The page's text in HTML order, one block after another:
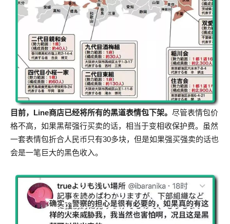
目前，Line商店已经将所有的黑道表情包下架。 尽管表情包价
格不高，如果黑帮强行买卖的话，相当于变相收保护费。虽然
一套表情包折合人民币只有30多块，但是如果强买强卖的话也
会是一笔巨大的黑色收入。